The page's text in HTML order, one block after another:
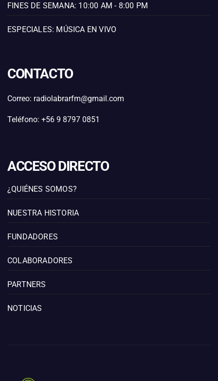
FINES DE SEMANA: 10:00 AM - 8:00 PM
ESPECIALES: MÚSICA EN VIVO
CONTACTO
Correo: radiolabrarfm@gmail.com
Teléfono: +56 9 8797 0851
ACCESO DIRECTO
¿QUIÉNES SOMOS?
NUESTRA HISTORIA
FUNDADORES
COLABORADORES
PARTNERS
NOTICIAS